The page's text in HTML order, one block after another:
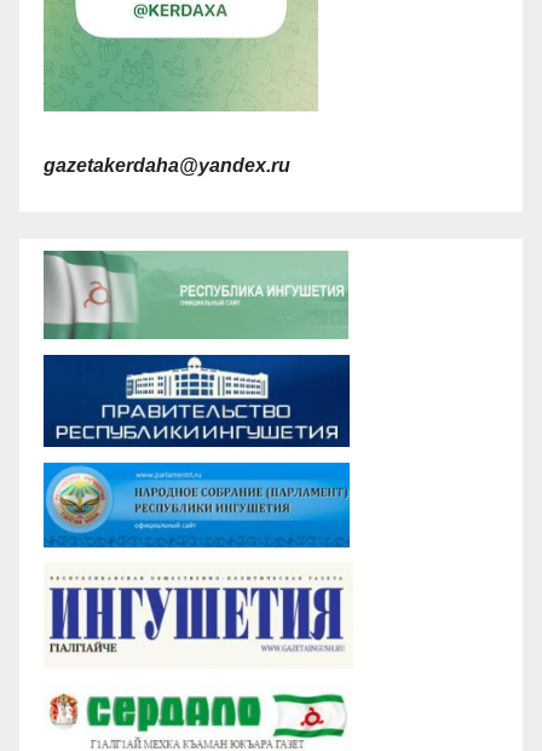
gazetakerdaha@yandex.ru